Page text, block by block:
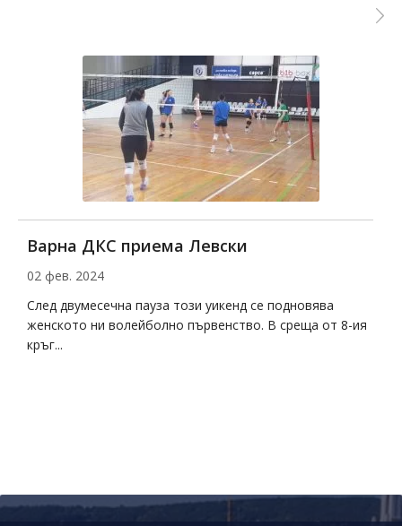
Варна ДКС приема Левски
02 фев. 2024
След двумесечна пауза този уикенд се подновява
женското ни волейболно първенство. В среща от 8-ия
кръг...